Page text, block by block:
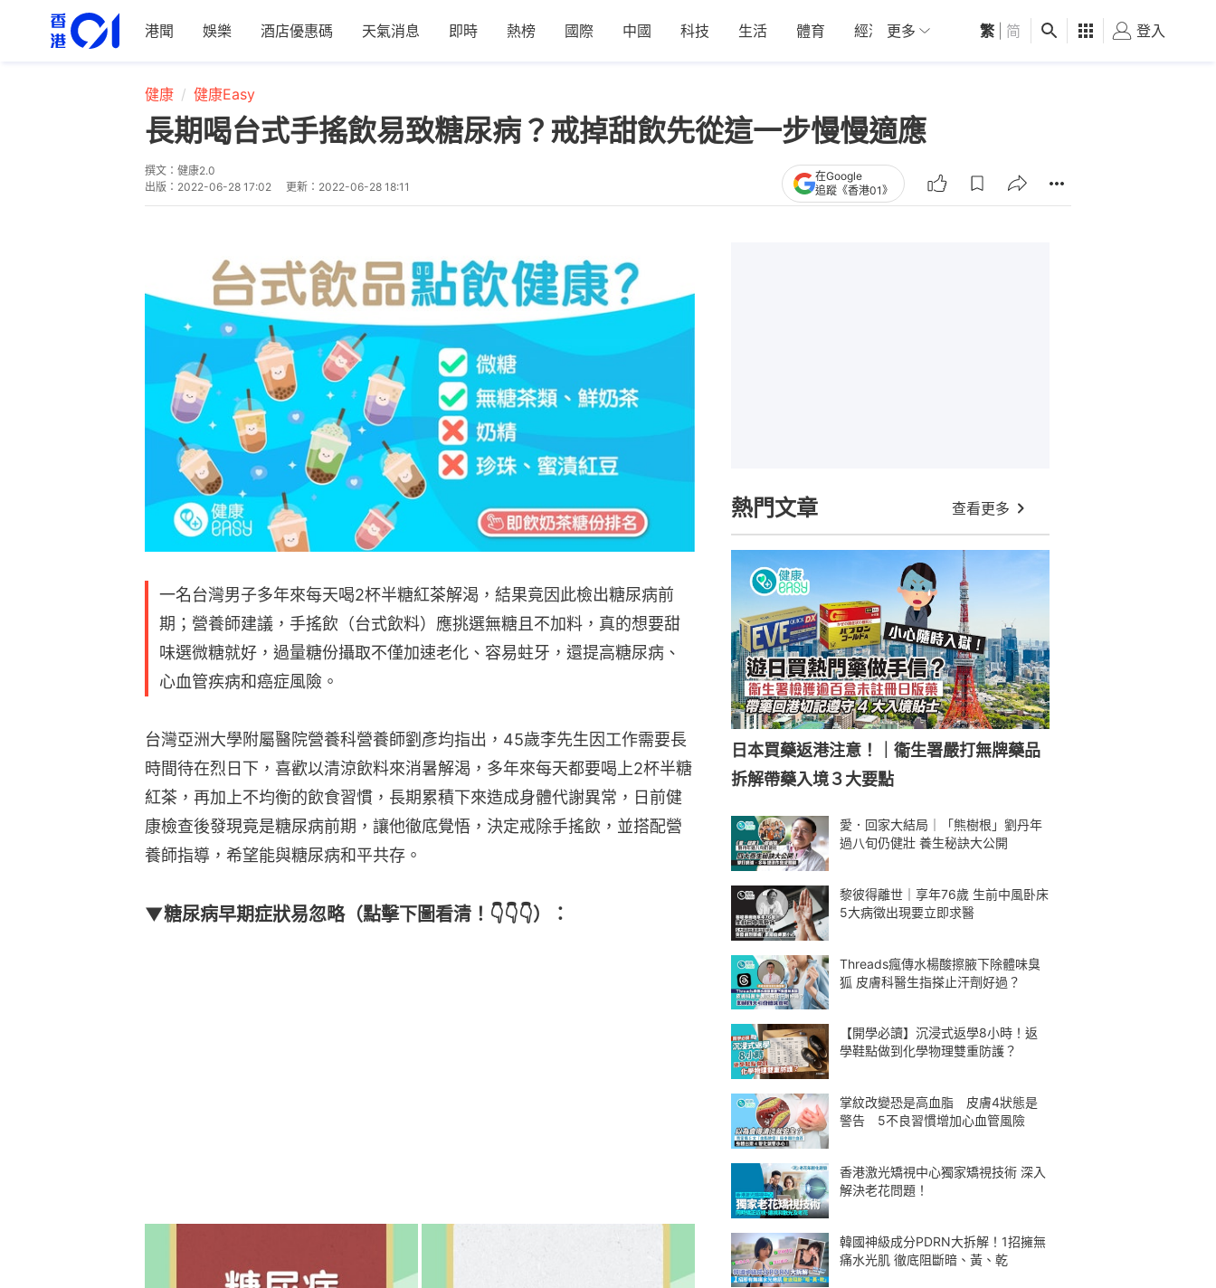
港聞 娛樂 酒店優惠碼 天氣消息 即時 熱榜 國際 中國 科技 生活 體育 經濟 01深圳 觀點 健康 好食玩飛
更多 繁 简 登入
健康 健康Easy
長期喝台式手搖飲易致糖尿病？戒掉甜飲先從這一步慢慢適應
撰文： 健康2.0
出版： 2022-06-28 17:02 更新： 2022-06-28 18:11
在Google
追蹤《香港01》
一名台灣男子多年來每天喝2杯半糖紅茶解渴，結果竟因此檢出糖尿病前
期；營養師建議，手搖飲（台式飲料）應挑選無糖且不加料，真的想要甜
味選微糖就好，過量糖份攝取不僅加速老化、容易蛀牙，還提高糖尿病、
心血管疾病和癌症風險。
台灣亞洲大學附屬醫院營養科營養師劉彥均指出，45歲李先生因工作需要長
時間待在烈日下，喜歡以清涼飲料來消暑解渴，多年來每天都要喝上2杯半糖
紅茶，再加上不均衡的飲食習慣，長期累積下來造成身體代謝異常，日前健
康檢查後發現竟是糖尿病前期，讓他徹底覺悟，決定戒除手搖飲，並搭配營
養師指導，希望能與糖尿病和平共存。
▼糖尿病早期症狀易忽略（點擊下圖看清！👇👇👇）：
熱門文章 查看更多
日本買藥返港注意！｜衞生署嚴打無牌藥品
拆解帶藥入境３大要點
愛．回家大結局｜「熊樹根」劉丹年
過八旬仍健壯 養生秘訣大公開
黎彼得離世｜享年76歲 生前中風卧床
5大病徵出現要立即求醫
Threads瘋傳水楊酸擦腋下除體味臭
狐 皮膚科醫生指搽止汗劑好過？
【開學必讀】沉浸式返學8小時！返
學鞋點做到化學物理雙重防護？
掌紋改變恐是高血脂 皮膚4狀態是
警告 5不良習慣增加心血管風險
香港激光矯視中心獨家矯視技術 深入
解決老花問題！
韓國神級成分PDRN大拆解！1招擁無
痛水光肌 徹底阻斷暗、黃、乾